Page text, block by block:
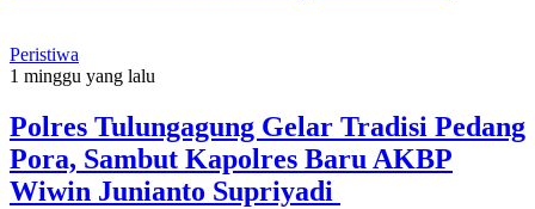
Peristiwa
1 minggu yang lalu
Polres Tulungagung Gelar Tradisi Pedang
Pora, Sambut Kapolres Baru AKBP
Wiwin Junianto Supriyadi